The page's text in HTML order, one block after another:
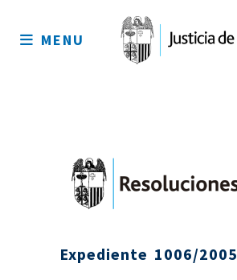
sitio
MENU
Expediente 1006/2005